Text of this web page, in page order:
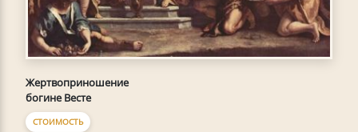
Жертвоприношение
богине Весте
СТОИМОСТЬ